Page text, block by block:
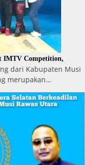
IMTV Competition,
dari Kabupaten Musi
merupakan…